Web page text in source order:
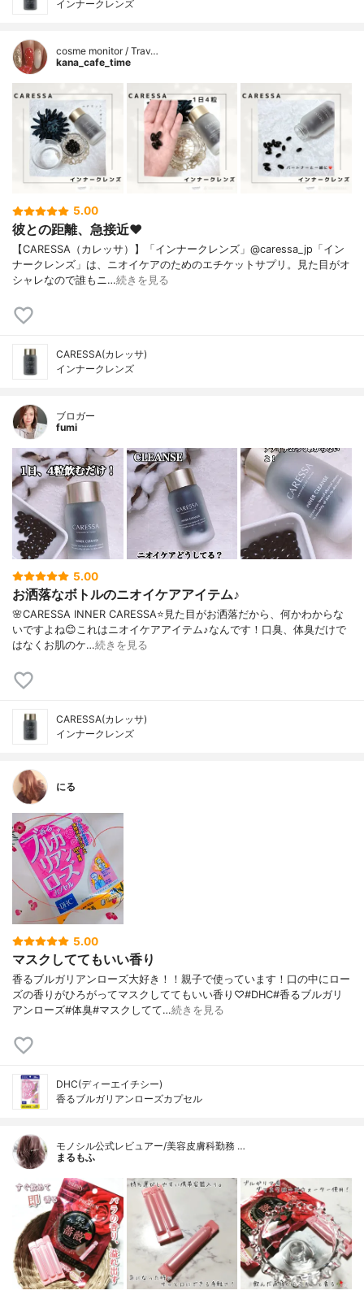
インナークレンズ
cosme monitor / Trav…
kana_cafe_time
5.00
彼との距離、急接近❤️
【CARESSA（カレッサ）】「インナークレンズ」@caressa_jp「イン
ナークレンズ」は、ニオイケアのためのエチケットサプリ。見た目がオ
シャレなので誰もニ…続きを見る
CARESSA(カレッサ)
インナークレンズ
ブロガー
fumi
5.00
お洒落なボトルのニオイケアアイテム♪
🌸CARESSA INNER CARESSA⭐️見た目がお洒落だから、何かわからな
いですよね😊これはニオイケアアイテム♪なんです！口臭、体臭だけで
はなくお肌のケ…続きを見る
CARESSA(カレッサ)
インナークレンズ
にる
5.00
マスクしててもいい香り
香るブルガリアンローズ大好き！！親子で使っています！口の中にロー
ズの香りがひろがってマスクしててもいい香り♡#DHC#香るブルガリ
アンローズ#体臭#マスクしてて…続きを見る
DHC(ディーエイチシー)
香るブルガリアンローズカプセル
モノシル公式レビュアー/美容皮膚科勤務 …
まるもふ